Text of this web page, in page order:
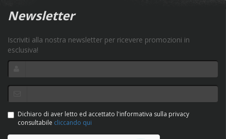
Newsletter
Iscriviti alla nostra newsletter per ricevere promozioni in
esclusiva!
Dichiaro di aver letto ed accettato l'informativa sulla privacy
consultabile cliccando qui